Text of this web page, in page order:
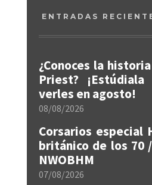
ENTRADAS
¿Conoces la
Priest?
verles en agosto!
08/08/2026
Corsarios especial
británico de los 70
NWOBHM
07/08/2026